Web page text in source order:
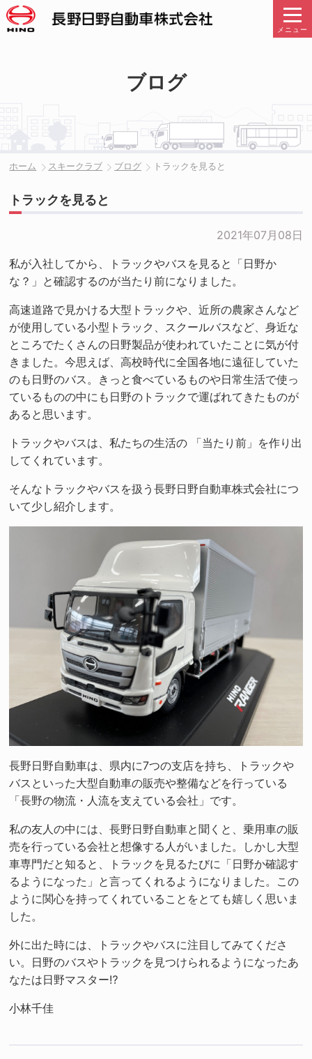
メニュー
ブログ
ホーム スキークラブ ブログ トラックを見ると
トラックを見ると
2021年07月08日
私が入社してから、トラックやバスを見ると「日野か
な？」と確認するのが当たり前になりました。
高速道路で見かける大型トラックや、近所の農家さんなど
が使用している小型トラック、スクールバスなど、身近な
ところでたくさんの日野製品が使われていたことに気が付
きました。今思えば、高校時代に全国各地に遠征していた
のも日野のバス。きっと食べているものや日常生活で使っ
ているものの中にも日野のトラックで運ばれてきたものが
あると思います。
トラックやバスは、私たちの生活の 「当たり前」を作り出
してくれています。
そんなトラックやバスを扱う長野日野自動車株式会社につ
いて少し紹介します。
長野日野自動車は、県内に7つの支店を持ち、トラックや
バスといった大型自動車の販売や整備などを行っている
「長野の物流・人流を支えている会社」です。
私の友人の中には、長野日野自動車と聞くと、乗用車の販
売を行っている会社と想像する人がいました。しかし大型
車専門だと知ると、トラックを見るたびに「日野か確認す
るようになった」と言ってくれるようになりました。この
ように関心を持ってくれていることをとても嬉しく思いま
した。
外に出た時には、トラックやバスに注目してみてくださ
い。日野のバスやトラックを見つけられるようになったあ
なたは日野マスター⁉
小林千佳